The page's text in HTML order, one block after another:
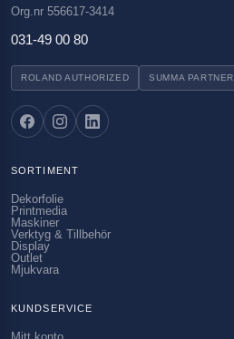
Org.nr 556617-3414
031-49 00 80
ROLAND AUTHORIZED SUMMA PARTNER
SORTIMENT
Dekorfolie
Printmedia
Maskiner
Verktyg & Tillbehör
Display
Outlet
Mjukvara
KUNDSERVICE